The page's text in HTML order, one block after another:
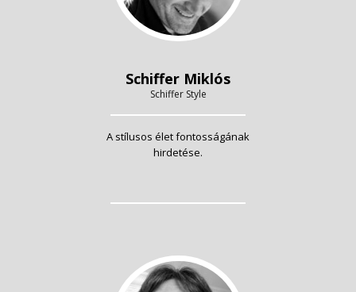
Schiffer Miklós
Schiffer Style
A stílusos élet fontosságának
hirdetése.